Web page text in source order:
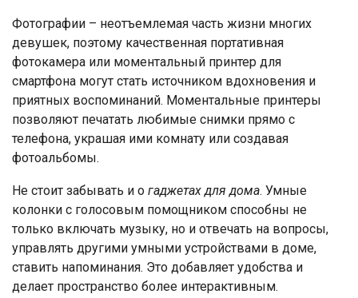
Фотографии – неотъемлемая часть жизни многих
девушек, поэтому качественная портативная
фотокамера или моментальный принтер для
смартфона могут стать источником вдохновения и
приятных воспоминаний. Моментальные принтеры
позволяют печатать любимые снимки прямо с
телефона, украшая ими комнату или создавая
фотоальбомы.
Не стоит забывать и о гаджетах для дома. Умные
колонки с голосовым помощником способны не
только включать музыку, но и отвечать на вопросы,
управлять другими умными устройствами в доме,
ставить напоминания. Это добавляет удобства и
делает пространство более интерактивным.